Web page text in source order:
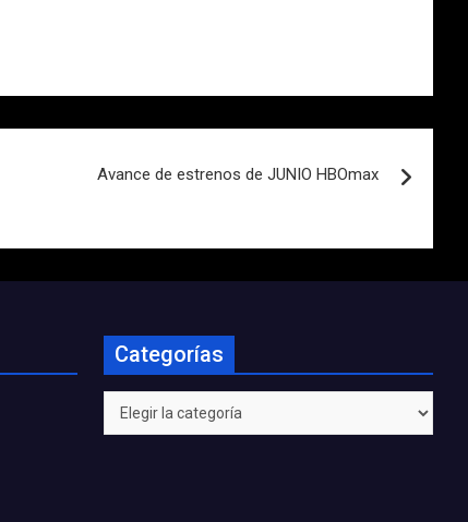
Avance de estrenos de JUNIO HBOmax
Categorías
Categorías